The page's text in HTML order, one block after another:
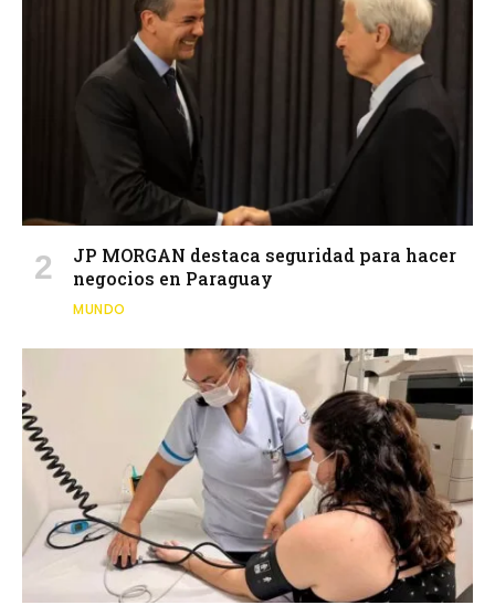
JP MORGAN destaca seguridad para hacer
negocios en Paraguay
MUNDO